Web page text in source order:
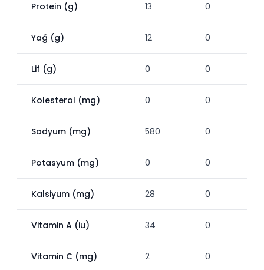
Protein (g) 13 0
Yağ (g) 12 0
Lif (g) 0 0
Kolesterol (mg) 0 0
Sodyum (mg) 580 0
Potasyum (mg) 0 0
Kalsiyum (mg) 28 0
Vitamin A (iu) 34 0
Vitamin C (mg) 2 0